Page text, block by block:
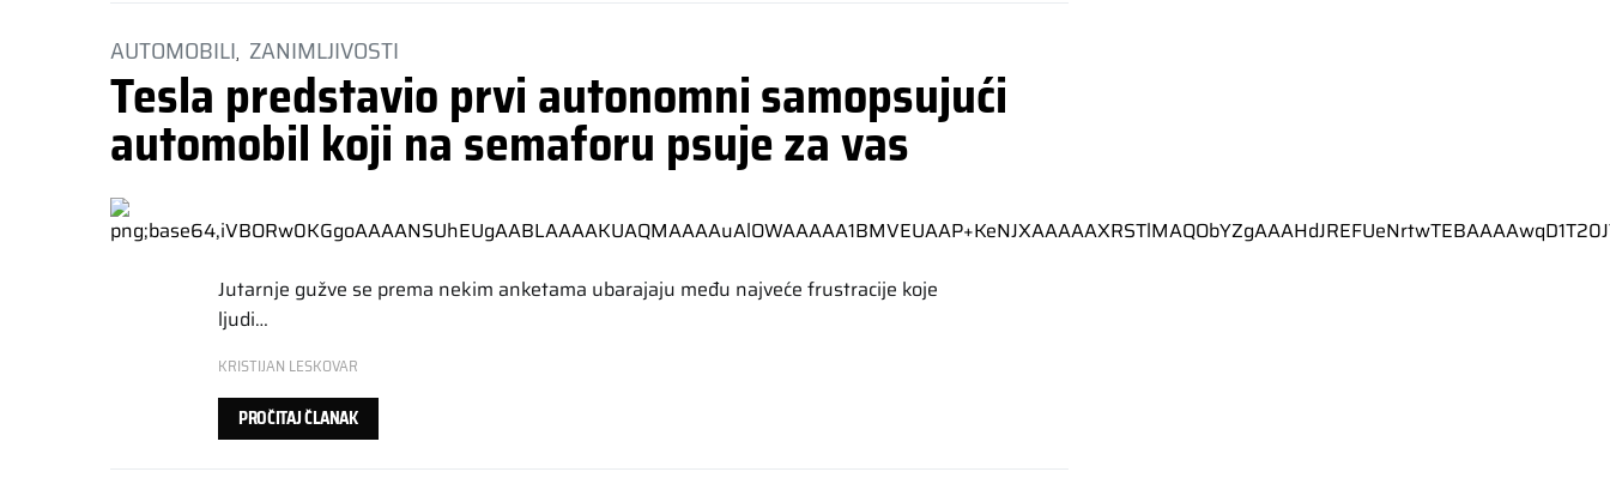
AUTOMOBILI ZANIMLJIVOSTI
Tesla predstavio prvi autonomni samopsujući
automobil koji na semaforu psuje za vas
Jutarnje gužve se prema nekim anketama ubarajaju među najveće frustracije koje
ljudi…
KRISTIJAN LESKOVAR
PROČITAJ ČLANAK